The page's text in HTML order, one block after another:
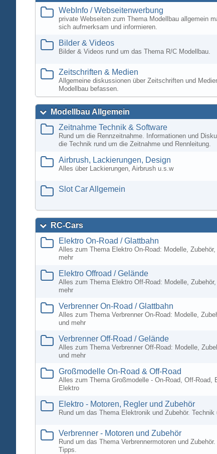
WebInfo / Webseitenwerbung
private Webseiten zum Thema Modellbau allgemein
sich aufmerksam und informieren.
Bilder & Videos
Bilder & Videos rund um das Thema R/C Modellbau.
Zeitschriften & Medien
Allgemeine diskussionen über Zeitschriften und
Modellbau befassen.
Modellbau Allgemein
Zeitnahme Technik & Software
Rund um die Rennzeitnahme. Informationen und
die Technik rund um die Zeitnahme und Rennleitung.
Airbrush, Lackierungen, Design
Alles über Lackierungen, Airbrush u.s.w
Slot Car Allgemein
RC-Cars
Elektro On-Road / Glattbahn
Alles zum Thema Elektro On-Road: Modelle,
mehr
Elektro Offroad / Gelände
Alles zum Thema Elektro Off-Road: Modelle,
mehr
Verbrenner On-Road / Glattbahn
Alles zum Thema Verbrenner On-Road: Modelle,
und mehr
Verbrenner Off-Road / Gelände
Alles zum Thema Verbrenner Off-Road: Modelle,
und mehr
Großmodelle On-Road & Off-Road
Alles zum Thema Großmodelle - On-Road, Off-Road,
Elektro
Elektro - Motoren, Regler und Zubehör
Rund um das Thema Elektronik und Zubehör. Technik
Verbrenner - Motoren und Zubehör
Rund um das Thema Verbrennermotoren und
Tipps.